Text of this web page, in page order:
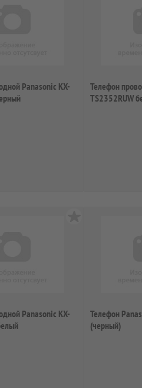
Panasonic KX-
Телефон
TS2352RUW
Panasonic KX-
Телефон
(черный)